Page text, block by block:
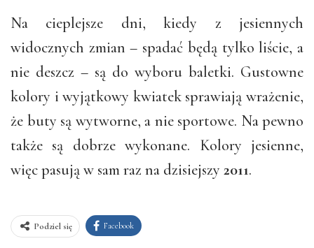
Na cieplejsze dni, kiedy z jesiennych
widocznych zmian – spadać będą tylko liście, a
nie deszcz – są do wyboru baletki. Gustowne
kolory i wyjątkowy kwiatek sprawiają wrażenie,
że buty są wytworne, a nie sportowe. Na pewno
także są dobrze wykonane. Kolory jesienne,
więc pasują w sam raz na dzisiejszy 2011.
Podziel się Facebook